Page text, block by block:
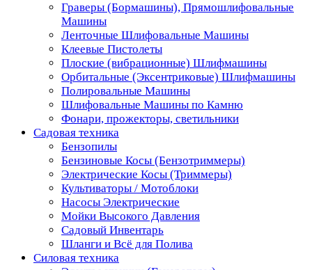
Граверы (Бормашины), Прямошлифовальные
Машины
Ленточные Шлифовальные Машины
Клеевые Пистолеты
Плоские (вибрационные) Шлифмашины
Орбитальные (Эксентриковые) Шлифмашины
Полировальные Машины
Шлифовальные Машины по Камню
Фонари, прожекторы, светильники
Садовая техника
Бензопилы
Бензиновые Косы (Бензотриммеры)
Электрические Косы (Триммеры)
Культиваторы / Мотоблоки
Насосы Электрические
Мойки Высокого Давления
Садовый Инвентарь
Шланги и Всё для Полива
Силовая техника